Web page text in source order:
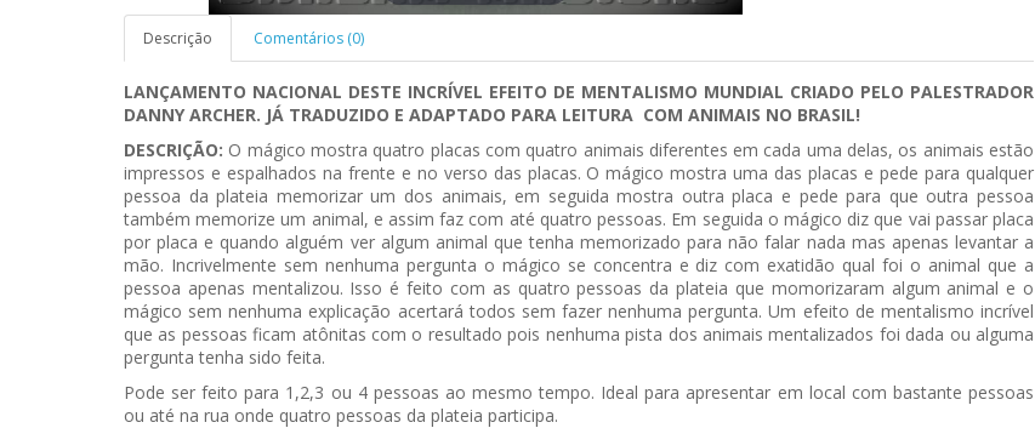
Descrição Comentários (0)
LANÇAMENTO NACIONAL DESTE INCRÍVEL EFEITO DE MENTALISMO MUNDIAL CRIADO PELO PALESTRADOR
DANNY ARCHER. JÁ TRADUZIDO E ADAPTADO PARA LEITURA COM ANIMAIS NO BRASIL!
DESCRIÇÃO: O mágico mostra quatro placas com quatro animais diferentes em cada uma delas, os animais estão
impressos e espalhados na frente e no verso das placas. O mágico mostra uma das placas e pede para qualquer
pessoa da plateia memorizar um dos animais, em seguida mostra outra placa e pede para que outra pessoa
também memorize um animal, e assim faz com até quatro pessoas. Em seguida o mágico diz que vai passar placa
por placa e quando alguém ver algum animal que tenha memorizado para não falar nada mas apenas levantar a
mão. Incrivelmente sem nenhuma pergunta o mágico se concentra e diz com exatidão qual foi o animal que a
pessoa apenas mentalizou. Isso é feito com as quatro pessoas da plateia que momorizaram algum animal e o
mágico sem nenhuma explicação acertará todos sem fazer nenhuma pergunta. Um efeito de mentalismo incrível
que as pessoas ficam atônitas com o resultado pois nenhuma pista dos animais mentalizados foi dada ou alguma
pergunta tenha sido feita.
Pode ser feito para 1,2,3 ou 4 pessoas ao mesmo tempo. Ideal para apresentar em local com bastante pessoas
ou até na rua onde quatro pessoas da plateia participa.